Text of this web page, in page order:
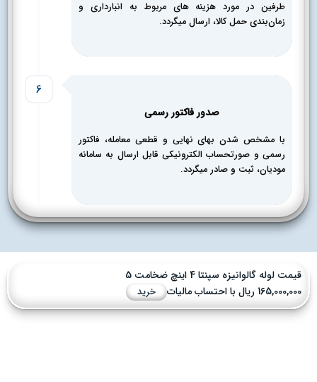
طرفین در مورد هزینه های مربوط به انبارداری و
زمان‌بندی حمل کالا، ارسال میگردد.
صدور فاکتور رسمی
با مشخص شدن بهای نهایی و قطعی معامله، فاکتور
رسمی و صورتحساب الکترونیکی قابل ارسال به سامانه
مودیان، ثبت و صادر میگردد.
لوله گالوانیزه سپنتا 4 اینچ ضخامت 5
ریال با احتساب مالیات
خرید